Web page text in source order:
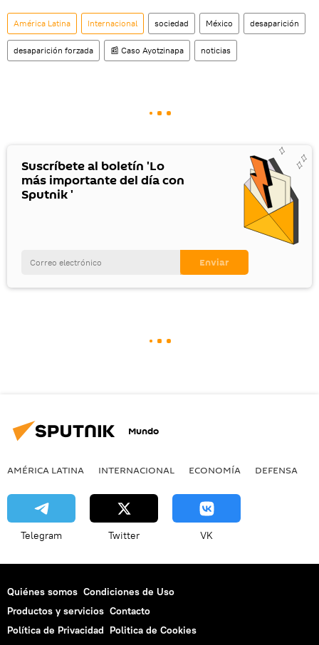
América Latina Internacional sociedad México desaparición
desaparición forzada 📰 Caso Ayotzinapa noticias
Suscríbete al boletín 'Lo
más importante del día con
Sputnik '
Mundo
AMÉRICA LATINA INTERNACIONAL ECONOMÍA DEFENSA
Telegram Twitter VK
Quiénes somos Condiciones de Uso
Productos y servicios Contacto
Política de Privacidad Politica de Cookies